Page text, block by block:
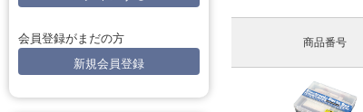
会員登録がまだの方
新規会員登録
商品番号